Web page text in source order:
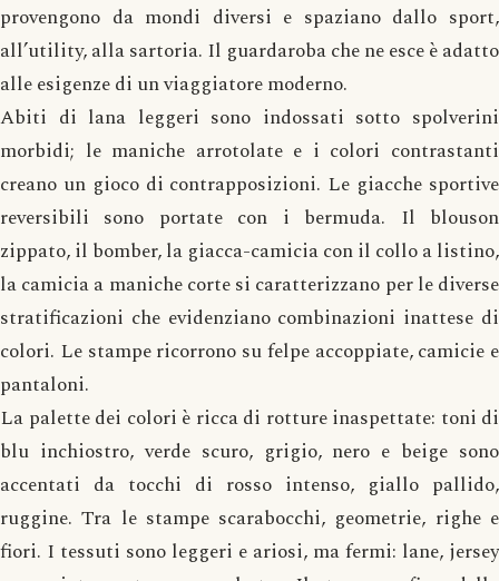
provengono da mondi diversi e spaziano dallo sport,
all’utility, alla sartoria. Il guardaroba che ne esce è adatto
alle esigenze di un viaggiatore moderno.
Abiti di lana leggeri sono indossati sotto spolverini
morbidi; le maniche arrotolate e i colori contrastanti
creano un gioco di contrapposizioni. Le giacche sportive
reversibili sono portate con i bermuda. Il blouson
zippato, il bomber, la giacca-camicia con il collo a listino,
la camicia a maniche corte si caratterizzano per le diverse
stratificazioni che evidenziano combinazioni inattese di
colori. Le stampe ricorrono su felpe accoppiate, camicie e
pantaloni.
La palette dei colori è ricca di rotture inaspettate: toni di
blu inchiostro, verde scuro, grigio, nero e beige sono
accentati da tocchi di rosso intenso, giallo pallido,
ruggine. Tra le stampe scarabocchi, geometrie, righe e
fiori. I tessuti sono leggeri e ariosi, ma fermi: lane, jersey